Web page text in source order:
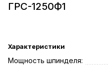
ГРС-1250Ф1
Характеристики
Мощность шпинделя: